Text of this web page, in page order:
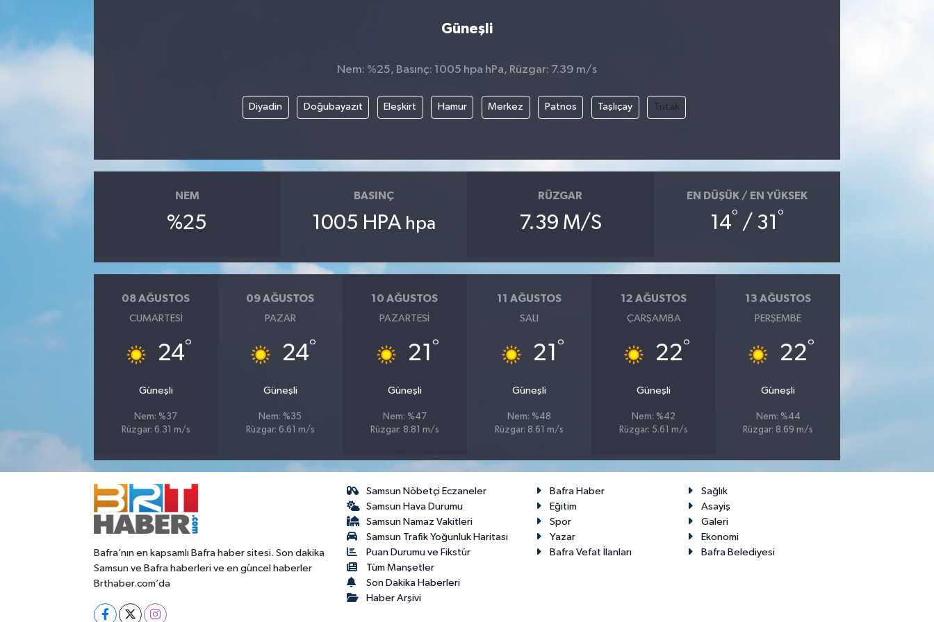
Güneşli
Nem: %25, Basınç: 1005 hpa hPa, Rüzgar: 7.39 m/s
Diyadin Doğubayazıt Eleşkirt Hamur Merkez Patnos Taşlıçay Tutak
NEM
%25
BASINÇ
1005 HPA hpa
RÜZGAR
7.39 M/S
EN DÜŞÜK / EN YÜKSEK
14° / 31°
08 AĞUSTOS
CUMARTESI
24°
Güneşli
Nem: %37
Rüzgar: 6.31 m/s
09 AĞUSTOS
PAZAR
24°
Güneşli
Nem: %35
Rüzgar: 6.61 m/s
10 AĞUSTOS
PAZARTESI
21 °
Güneşli
Nem: %47
Rüzgar: 8.81 m/s
11 AĞUSTOS
SALI
21 °
Güneşli
Nem: %48
Rüzgar: 8.61 m/s
12 AĞUSTOS
ÇARŞAMBA
22°
Güneşli
Nem: %42
Rüzgar: 5.61 m/s
13 AĞUSTOS
PERŞEMBE
22°
Güneşli
Nem: %44
Rüzgar: 8.69 m/s
Bafra’nın en kapsamlı Bafra haber sitesi. Son dakika
Samsun ve Bafra haberleri ve en güncel haberler
Brthaber.com’da
Samsun Nöbetçi Eczaneler
Samsun Hava Durumu
Samsun Namaz Vakitleri
Samsun Trafik Yoğunluk Haritası
Puan Durumu ve Fikstür
Tüm Manşetler
Son Dakika Haberleri
Haber Arşivi
Bafra Haber
Sağlık
Eğitim
Asayiş
Spor
Galeri
Yazar
Ekonomi
Bafra Vefat İlanları
Bafra Belediyesi